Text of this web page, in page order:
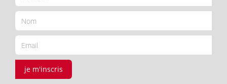
je m'inscris